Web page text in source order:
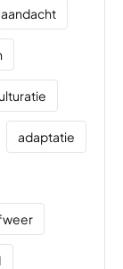
aandacht
adaptatie